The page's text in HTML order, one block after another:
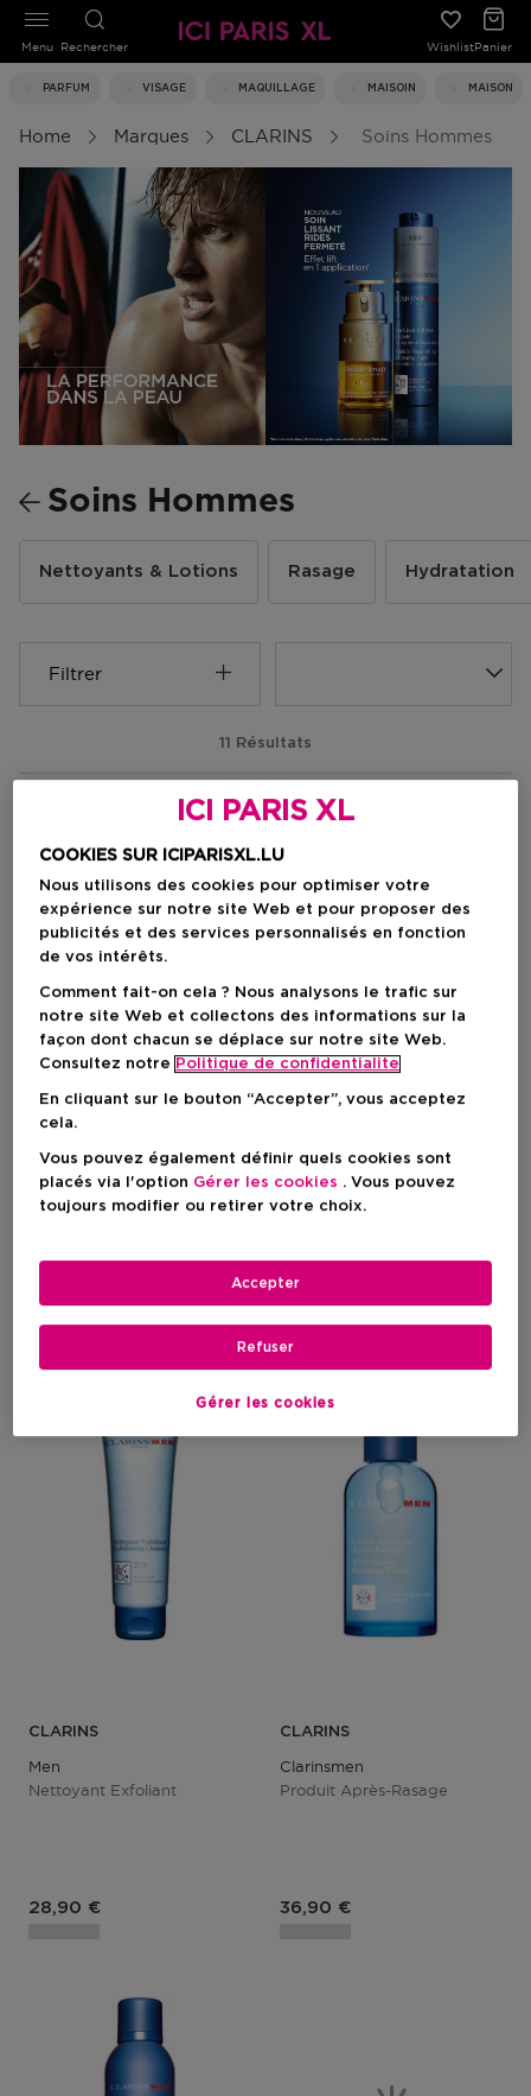
Rechercher WishlistPanier
PARFUM VISAGE MAQUILLAGE MAISOIN MAISON
Menu
Home Marques CLARINS Soins Hommes
Soins Hommes
Nettoyants & Lotions Rasage Hydratation
Filtrer
11 Résultats
Clarinsmen
Coffret Clarin Men
Men
Clarinsmen Soin Lissant
CLARINS
Men
Nettoyant Exfoliant
Prix du produit
28,90 €
CLARINS
Clarinsmen
Produit Après-Rasage
Prix du produit
36,90 €
ICI PARIS XL
COOKIES SUR ICIPARISXL.LU
Nous utilisons des cookies pour optimiser votre
expérience sur notre site Web et pour proposer des
publicités et des services personnalisés en fonction
de vos intérêts.
Comment fait-on cela ? Nous analysons le trafic sur
notre site Web et collectons des informations sur la
façon dont chacun se déplace sur notre site Web.
Consultez notre Politique de confidentialite
En cliquant sur le bouton “Accepter”, vous acceptez
cela.
Vous pouvez également définir quels cookies sont
placés via l'option Gérer les cookies . Vous pouvez
toujours modifier ou retirer votre choix.
Gérer les cookies
Refuser
Accepter